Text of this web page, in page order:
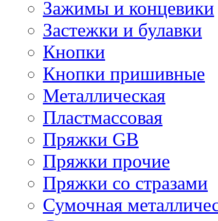
Зажимы и концевики
Застежки и булавки
Кнопки
Кнопки пришивные
Металлическая
Пластмассовая
Пряжки GB
Пряжки прочие
Пряжки со стразами
Сумочная